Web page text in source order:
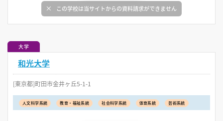
この学校は当サイトからの資料請求ができません
大学
和光大学
[東京都]町田市金井ヶ丘5-1-1
人文科学系統 教育・福祉系統 社会科学系統 体育系統 芸術系統